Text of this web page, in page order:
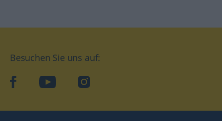
Besuchen Sie uns auf:
facebookYouTube Instagram